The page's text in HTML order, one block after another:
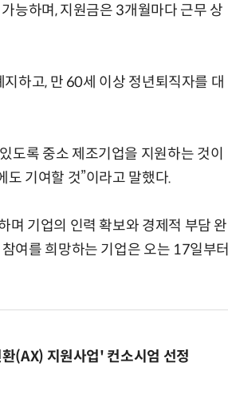
능하며, 지원금은 3개월마다 근무 상
하고, 만 60세 이상 정년퇴직자를 대
도록 중소 제조기업을 지원하는 것이
도 기여할 것”이라고 말했다.
기업의 인력 확보와 경제적 부담 완
여를 희망하는 기업은 오는 17일부터
(AX) 지원사업' 컨소시엄 선정